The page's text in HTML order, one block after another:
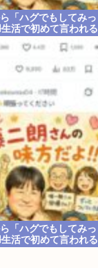
「ハグでもしてみっ
活で初めて言われる
「ハグでもしてみっ
活で初めて言われる